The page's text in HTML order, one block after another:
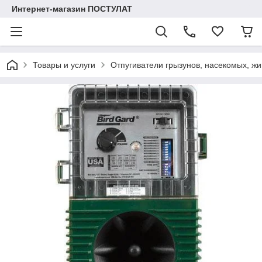
Интернет-магазин ПОСТУЛАТ
Товары и услуги Отпугиватели грызунов, насекомых,